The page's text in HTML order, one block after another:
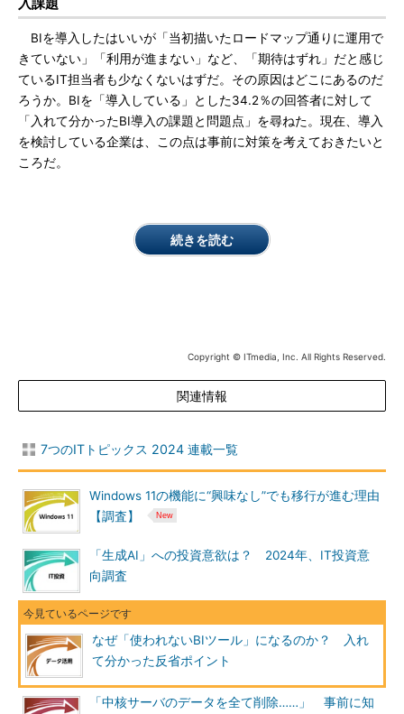
BIを導入したはいいが「当初描いたロードマップ通りに運用で
きていない」「利用が進まない」など、「期待はずれ」だと感じ
ているIT担当者も少なくないはずだ。その原因はどこにあるのだ
ろうか。BIを「導入している」とした34.2％の回答者に対して
「入れて分かったBI導入の課題と問題点」を尋ねた。現在、導入
を検討している企業は、この点は事前に対策を考えておきたいと
ころだ。
続きを読む
Copyright © ITmedia, Inc. All Rights Reserved.
関連情報
7つのITトピックス 2024 連載一覧
Windows 11の機能に“興味なし”でも移行が進む理由
【調査】
「生成AI」への投資意欲は？ 2024年、IT投資意
向調査
なぜ「使われないBIツール」になるのか？ 入れ
て分かった反省ポイント
「中核サーバのデータを全て削除……」 事前に知